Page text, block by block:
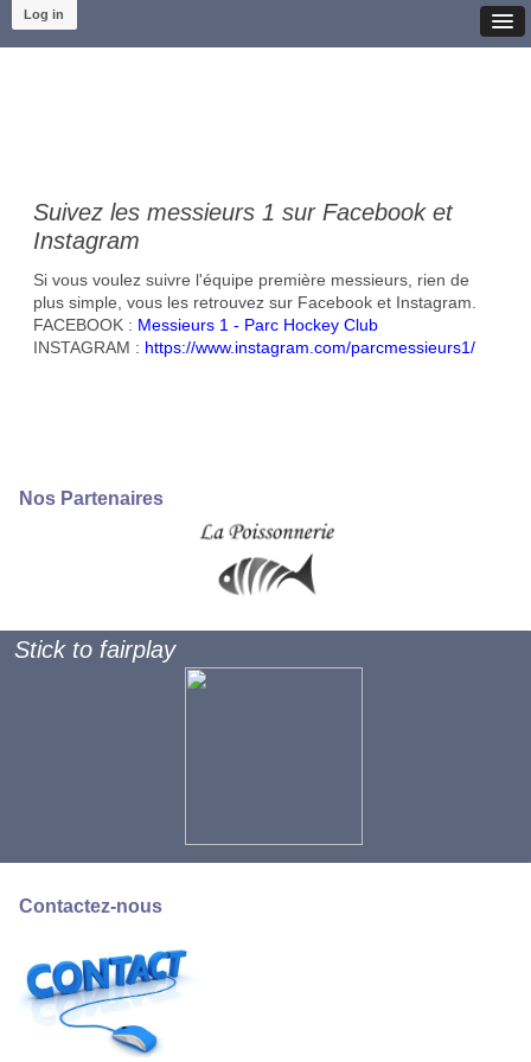
Log in
Suivez les messieurs 1 sur Facebook et
Instagram
Si vous voulez suivre l'équipe première messieurs, rien de
plus simple, vous les retrouvez sur Facebook et Instagram.
FACEBOOK : Messieurs 1 - Parc Hockey Club
INSTAGRAM : https://www.instagram.com/parcmessieurs1/
Nos Partenaires
Stick to fairplay
Contactez-nous